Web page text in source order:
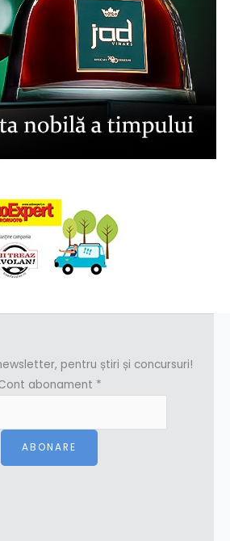
pentru știri și concursuri!
abonament *
ABONARE